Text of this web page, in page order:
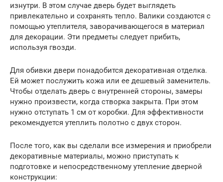
изнутри. В этом случае дверь будет выглядеть
привлекательно и сохранять тепло. Валики создаются с
помощью утеплителя, заворачивающегося в материал
для декорации. Эти предметы следует прибить,
используя гвозди.
Для обивки двери понадобится декоративная отделка.
Ей может послужить кожа или ее дешевый заменитель.
Чтобы отделать дверь с внутренней стороны, замеры
нужно произвести, когда створка закрыта. При этом
нужно отступать 1 см от коробки. Для эффективности
рекомендуется утеплить полотно с двух сторон.
После того, как вы сделали все измерения и приобрели
декоративные материалы, можно приступать к
подготовке и непосредственному утепление дверной
конструкции: